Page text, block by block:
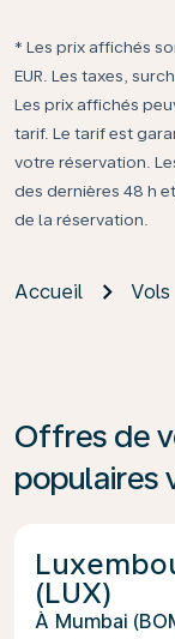
* Les prix affichés
EUR. Les taxes,
Les prix affichés
tarif. Le tarif est
votre réservation.
des dernières 48 h
de la réservation.
Accueil Vols
Offres de
populaires
(LUX)
Mumbai